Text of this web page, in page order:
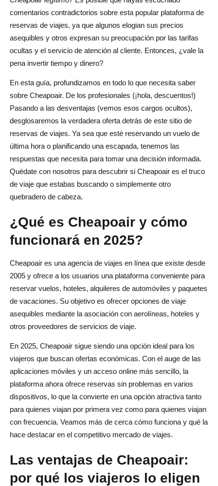
comentarios contradictorios sobre esta popular plataforma de
reservas de viajes, ya que algunos elogian sus precios
asequibles y otros expresan su preocupación por las tarifas
ocultas y el servicio de atención al cliente. Entonces, ¿vale la
pena invertir tiempo y dinero?
En esta guía, profundizamos en todo lo que necesita saber
sobre Cheapoair. De los profesionales (¡hola, descuentos!)
Pasando a las desventajas (vemos esos cargos ocultos),
desglosaremos la verdadera oferta detrás de este sitio de
reservas de viajes. Ya sea que esté reservando un vuelo de
última hora o planificando una escapada, tenemos las
respuestas que necesita para tomar una decisión informada.
Quédate con nosotros para descubrir si Cheapoair es el truco
de viaje que estabas buscando o simplemente otro
quebradero de cabeza.
¿Qué es Cheapoair y cómo
funcionará en 2025?
Cheapoair es una agencia de viajes en línea que existe desde
2005 y ofrece a los usuarios una plataforma conveniente para
reservar vuelos, hoteles, alquileres de automóviles y paquetes
de vacaciones. Su objetivo es ofrecer opciones de viaje
asequibles mediante la asociación con aerolíneas, hoteles y
otros proveedores de servicios de viaje.
En 2025, Cheapoair sigue siendo una opción ideal para los
viajeros que buscan ofertas económicas. Con el auge de las
aplicaciones móviles y un acceso online más sencillo, la
plataforma ahora ofrece reservas sin problemas en varios
dispositivos, lo que la convierte en una opción atractiva tanto
para quienes viajan por primera vez como para quienes viajan
con frecuencia. Veamos más de cerca cómo funciona y qué la
hace destacar en el competitivo mercado de viajes.
Las ventajas de Cheapoair:
por qué los viajeros lo eligen